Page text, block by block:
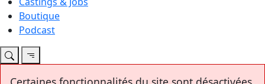
Boutique
Podcast